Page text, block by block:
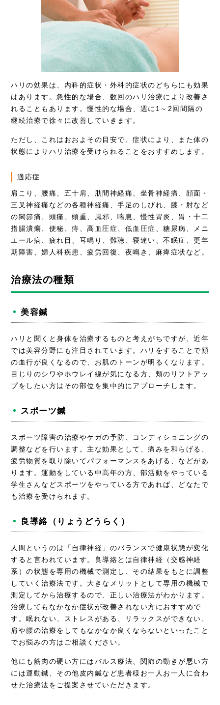
ハリの効果は、内科的症状・外科的症状のどちらにも効果
はあります。急性的な場合、数回のハリ治療により改善さ
れることもあります。慢性的な場合、週に1～2回間隔の
継続治療で徐々に改善していきます。
ただし、これはおおよその目安で、症状により、また体の
状態によりハリ治療を受けられることをおすすめします。
適応症
肩こり、腰痛、五十肩、肋間神経痛、坐骨神経痛、顔面・
三叉神経痛などの各種神経痛、手足のしびれ、膝・肘など
の関節痛、頭痛、頭重、風邪、喘息、慢性胃炎、胃・十二
指腸潰瘍、便秘、痔、高血圧症、低血圧症、糖尿病、メニ
エール病、疲れ目、耳鳴り、難聴、寝違い、不眠症、更年
期障害、婦人科疾患、疲労回復、夜鳴き、麻痺症状など。
治療法の種類
美容鍼
ハリと聞くと身体を治療するものと考えがちですが、近年
では美容分野にも注目されています。ハリをすることで顔
の血行が良くなるので、お肌のトーンが明るくなります。
目じりのシワやホウレイ線が気になる方、頬のリフトアッ
プをしたい方はその部位を集中的にアプローチします。
スポーツ鍼
スポーツ障害の治療やケガの予防、コンディショニングの
調整などを行います。主な効果として、痛みを和らげる、
疲労物質を取り除いてパフォーマンスをあげる、などがあ
ります。運動をしている中高年の方、部活動をやっている
学生さんなどスポーツをやっている方であれば、どなたで
も治療を受けられます。
良導絡（りょうどうらく）
人間というのは「自律神経」のバランスで健康状態が変化
すると言われています。良導絡とは自律神経（交感神経
系）の状態を専用の機械で測定し、その結果をもとに調整
していく治療法です。大きなメリットとして専用の機械で
測定してから治療するので、正しい治療法がわかります。
治療してもなかなか症状が改善されない方におすすめで
す。眠れない、ストレスがある、リラックスができない、
肩や腰の治療をしてもなかなか良くならないといったこと
でお悩みの方はご相談ください。
他にも筋肉の硬い方にはパルス療法、関節の動きが悪い方
には運動鍼、その他皮内鍼など患者様お一人お一人に合わ
せた治療法をご提案させていただきます。